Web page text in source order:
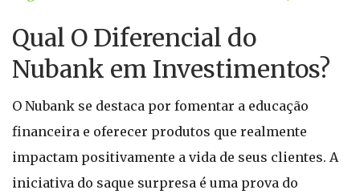
Qual O Diferencial do
Nubank em Investimentos?
O Nubank se destaca por fomentar a educação
financeira e oferecer produtos que realmente
impactam positivamente a vida de seus clientes. A
iniciativa do saque surpresa é uma prova do